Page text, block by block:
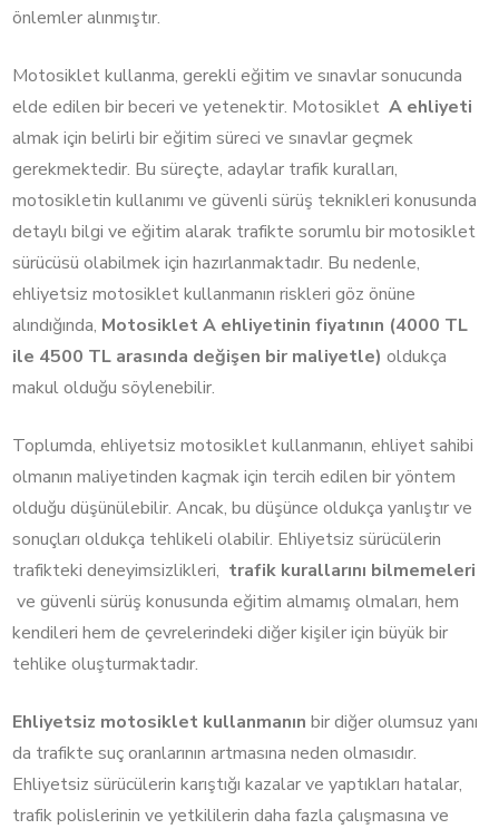
önlemler alınmıştır.
Motosiklet kullanma, gerekli eğitim ve sınavlar sonucunda
elde edilen bir beceri ve yetenektir. Motosiklet A ehliyeti
almak için belirli bir eğitim süreci ve sınavlar geçmek
gerekmektedir. Bu süreçte, adaylar trafik kuralları,
motosikletin kullanımı ve güvenli sürüş teknikleri konusunda
detaylı bilgi ve eğitim alarak trafikte sorumlu bir motosiklet
sürücüsü olabilmek için hazırlanmaktadır. Bu nedenle,
ehliyetsiz motosiklet kullanmanın riskleri göz önüne
alındığında, Motosiklet A ehliyetinin fiyatının (4000 TL
ile 4500 TL arasında değişen bir maliyetle) oldukça
makul olduğu söylenebilir.
Toplumda, ehliyetsiz motosiklet kullanmanın, ehliyet sahibi
olmanın maliyetinden kaçmak için tercih edilen bir yöntem
olduğu düşünülebilir. Ancak, bu düşünce oldukça yanlıştır ve
sonuçları oldukça tehlikeli olabilir. Ehliyetsiz sürücülerin
trafikteki deneyimsizlikleri, trafik kurallarını bilmemeleri
ve güvenli sürüş konusunda eğitim almamış olmaları, hem
kendileri hem de çevrelerindeki diğer kişiler için büyük bir
tehlike oluşturmaktadır.
Ehliyetsiz motosiklet kullanmanın bir diğer olumsuz yanı
da trafikte suç oranlarının artmasına neden olmasıdır.
Ehliyetsiz sürücülerin karıştığı kazalar ve yaptıkları hatalar,
trafik polislerinin ve yetkililerin daha fazla çalışmasına ve